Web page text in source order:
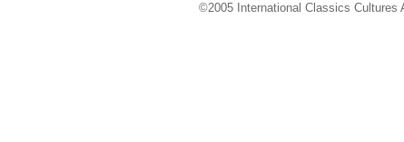
©2005 International Classics Cultures